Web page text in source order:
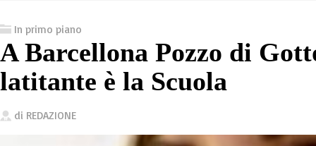
In primo piano
A Barcellona Pozzo di
latitante è la Scuola
di REDAZIONE